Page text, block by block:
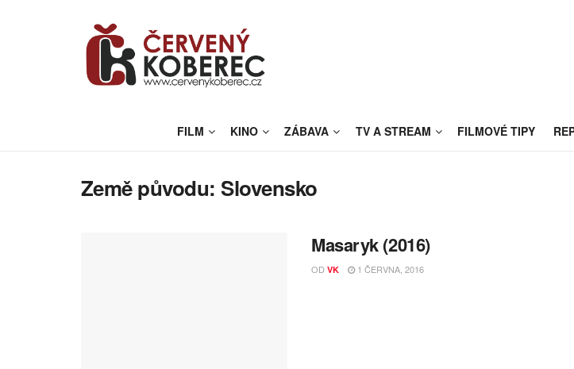
FILM KINO ZÁBAVA TV A STREAM FILMOVÉ TIPY
Země původu: Slovensko
Masaryk (2016)
OD VK 1 ČERVNA, 2016